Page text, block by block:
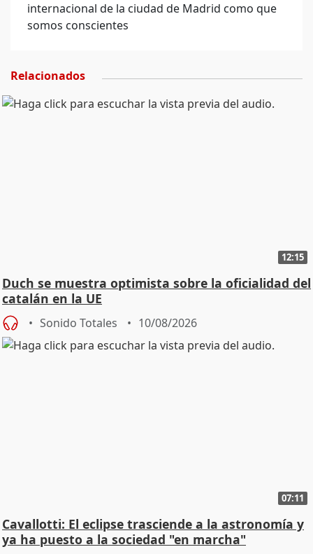
internacional de la ciudad de Madrid como que
somos conscientes
Relacionados
12:15
Duch se muestra optimista sobre la oficialidad del
catalán en la UE
Sonido Totales 10/08/2026
07:11
Cavallotti: El eclipse trasciende a la astronomía y
ya ha puesto a la sociedad "en marcha"